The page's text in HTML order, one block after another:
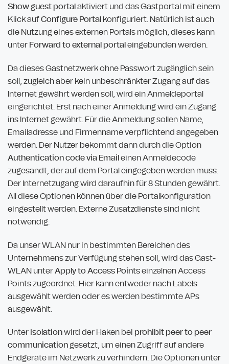
Show guest portalaktiviert und das Gastportal mit einem
Klick aufConfigure Portalkonfiguriert. Natürlich ist auch
die Nutzung eines externen Portals möglich, dieses kann
unterForward to external portaleingebunden werden.
Da dieses Gastnetzwerk ohne Passwort zugänglich sein
soll, zugleich aber kein unbeschränkter Zugang auf das
Internet gewährt werden soll, wird ein Anmeldeportal
eingerichtet. Erst nach einer Anmeldung wird ein Zugang
ins Internet gewährt. Für die Anmeldung sollen Name,
Emailadresse und Firmenname verpflichtend angegeben
werden. Der Nutzer bekommt dann durch die Option
Authentication code via Emaileinen Anmeldecode
zugesandt, der auf dem Portal eingegeben werden muss.
Der Internetzugang wird daraufhin für 8 Stunden gewährt.
All diese Optionen können über die Portalkonfiguration
eingestellt werden. Externe Zusatzdienste sind nicht
notwendig.
Da unser WLAN nur in bestimmten Bereichen des
Unternehmens zur Verfügung stehen soll, wird das Gast-
WLAN unterApply to Access Pointseinzelnen Access
Points zugeordnet. Hier kann entweder nach Labels
ausgewählt werden oder es werden bestimmte APs
ausgewählt.
UnterIsolationwird der Haken bei prohibit peer to peer
communicationgesetzt, um einen Zugriff auf andere
Endgeräte im Netzwerk zu verhindern. Die Optionen unter